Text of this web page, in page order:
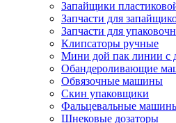
Запайщики
Запчасти для
Запчасти для
Клипсаторы ручные
Мини дой пак линии с
Обандероливающие
Обвязочные машины
Скин упаковщики
Фальцевальные
Шнековые дозаторы